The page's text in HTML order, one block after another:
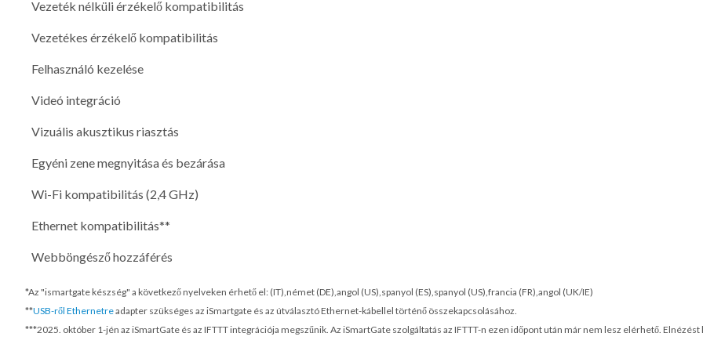
Vezeték nélküli érzékelő kompatibilitás
Vezetékes érzékelő kompatibilitás
Felhasználó kezelése
Videó integráció
Vizuális akusztikus riasztás
Egyéni zene megnyitása és bezárása
Wi-Fi kompatibilitás (2,4 GHz)
Ethernet kompatibilitás**
Webböngésző hozzáférés
*Az "ismartgate készség" a következő nyelveken érhető el: (IT),német (DE),angol (US),spanyol (ES),spanyol (US),francia (FR),angol (UK/IE)
**USB-ről Ethernetreadapter szükséges az iSmartgate és az útválasztó Ethernet-kábellel történő összekapcsolásához.
***2025. október 1-jén az iSmartGate és az IFTTT integrációja megszűnik. Az iSmartGate szolgáltatás az IFTTT-n ezen időpont után már nem lesz elérhető.